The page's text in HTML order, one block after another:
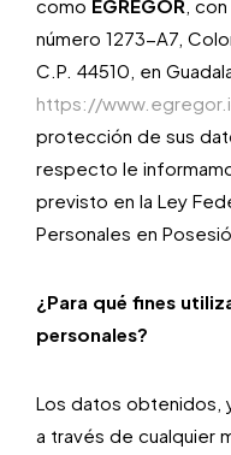
como EGREGOR,
número 1273-A7,
C.P. 44510, en
https://
protección de sus
respecto le
previsto en la Ley
Personales en
¿Para qué fines
personales?
Los datos obtenidos,
a través de cualquier